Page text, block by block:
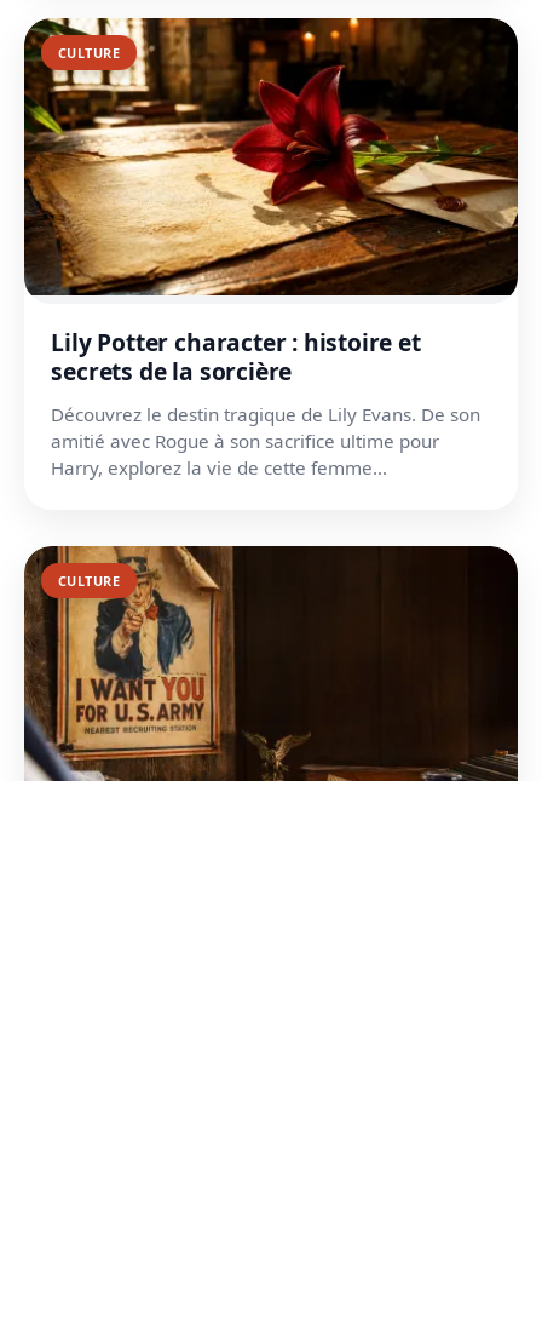
CULTURE
Lily Potter character : histoire et
secrets de la sorcière
Découvrez le destin tragique de Lily Evans. De son
amitié avec Rogue à son sacrifice ultime pour
Harry, explorez la vie de cette femme
CULTURE